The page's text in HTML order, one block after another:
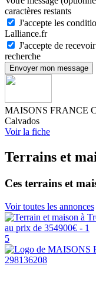
caractères restants
J'accepte les
Lalliance.fr
J'accepte de
recherche
Envoyer mon message
MAISONS FRANCE
Calvados
Voir la fiche
Terrains et
Ces terrains et
Voir toutes les annonces
5